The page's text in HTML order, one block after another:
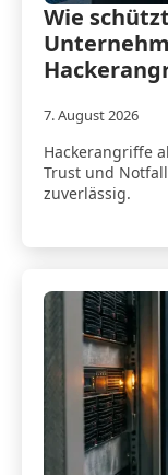
Wie
7. August 2026
Hackerangriffe
Trust und
zuverlässig.